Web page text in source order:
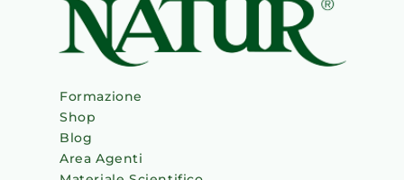
Formazione
Shop
Blog
Area Agenti